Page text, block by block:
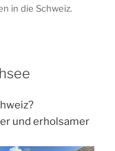
in die Schweiz.
und erholsamer